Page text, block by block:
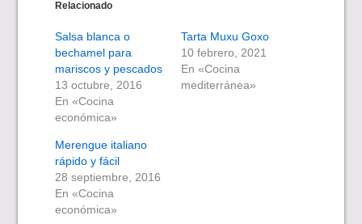
Relacionado
Salsa blanca o
bechamel para
mariscos y pescados
13 octubre, 2016
En «Cocina
económica»
Tarta Muxu Goxo
10 febrero, 2021
En «Cocina
mediterránea»
Merengue italiano
rápido y fácil
28 septiembre, 2016
En «Cocina
económica»